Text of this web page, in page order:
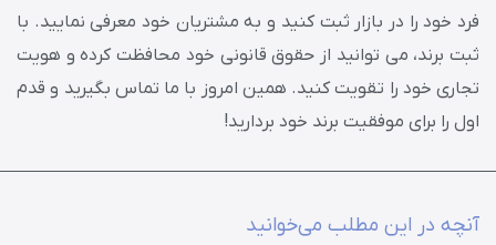
فرد خود را در بازار ثبت کنید و به مشتریان خود معرفی نمایید. با
ثبت برند، می‌ توانید از حقوق قانونی خود محافظت کرده و هویت
تجاری خود را تقویت کنید. همین امروز با ما تماس بگیرید و قدم
اول را برای موفقیت برند خود بردارید!
آنچه در این مطلب می‌خوانید